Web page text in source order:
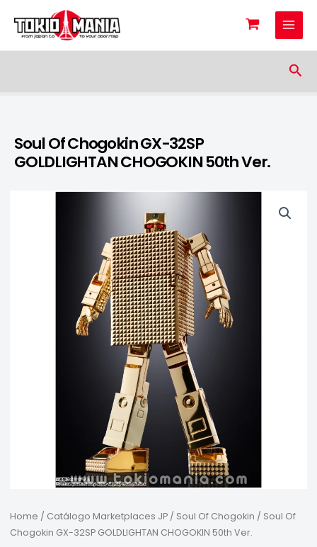
Skip to content
Soul Of Chogokin GX-32SP
GOLDLIGHTAN CHOGOKIN 50th Ver.
Home / Catálogo Marketplaces JP/ Soul Of Chogokin / Soul Of
Chogokin GX-32SP GOLDLIGHTAN CHOGOKIN 50th Ver.